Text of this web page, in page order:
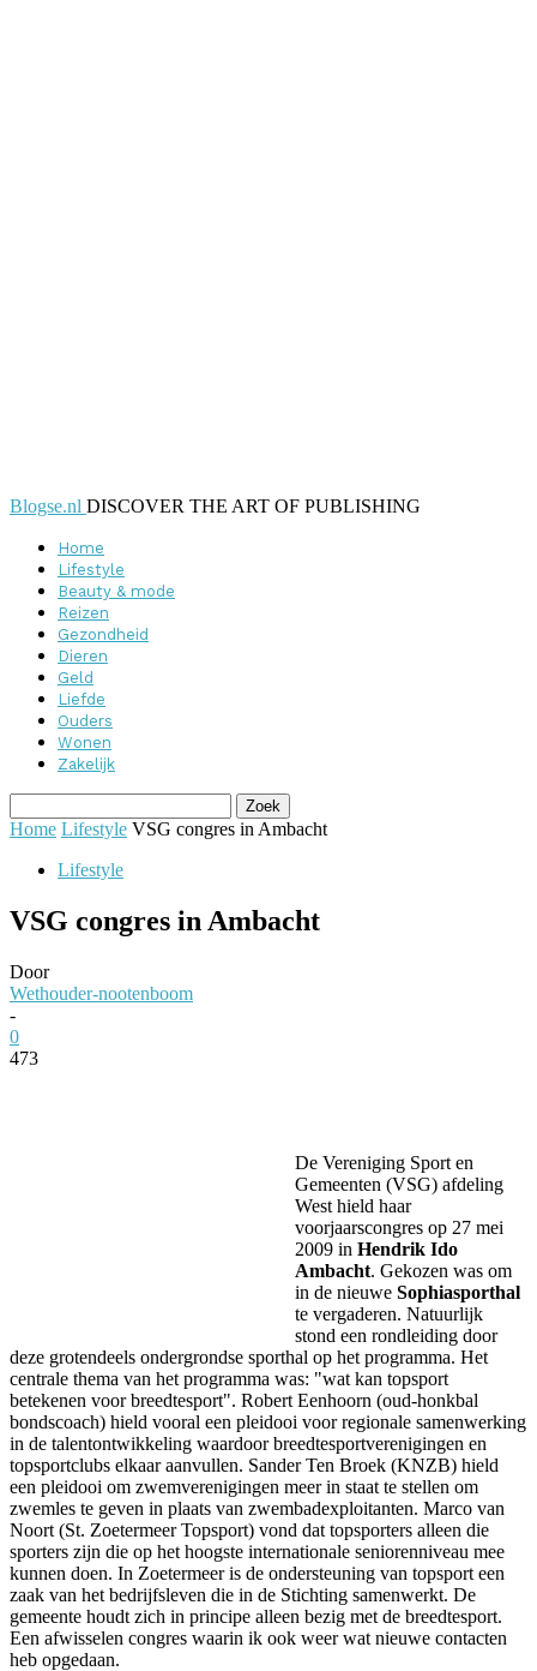
Blogse.nl DISCOVER THE ART OF PUBLISHING
Home
Lifestyle
Beauty & mode
Reizen
Gezondheid
Dieren
Geld
Liefde
Ouders
Wonen
Zakelijk
Home Lifestyle VSG congres in Ambacht
Lifestyle
VSG congres in Ambacht
Door
Wethouder-nootenboom
-
0
473
De Vereniging Sport en
Gemeenten (VSG) afdeling
West hield haar
voorjaarscongres op 27 mei
2009 in Hendrik Ido
Ambacht. Gekozen was om
in de nieuwe Sophiasporthal
te vergaderen. Natuurlijk
stond een rondleiding door
deze grotendeels ondergrondse sporthal op het programma. Het
centrale thema van het programma was: "wat kan topsport
betekenen voor breedtesport". Robert Eenhoorn (oud-honkbal
bondscoach) hield vooral een pleidooi voor regionale samenwerking
in de talentontwikkeling waardoor breedtesportverenigingen en
topsportclubs elkaar aanvullen. Sander Ten Broek (KNZB) hield
een pleidooi om zwemverenigingen meer in staat te stellen om
zwemles te geven in plaats van zwembadexploitanten. Marco van
Noort (St. Zoetermeer Topsport) vond dat topsporters alleen die
sporters zijn die op het hoogste internationale seniorenniveau mee
kunnen doen. In Zoetermeer is de ondersteuning van topsport een
zaak van het bedrijfsleven die in de Stichting samenwerkt. De
gemeente houdt zich in principe alleen bezig met de breedtesport.
Een afwisselen congres waarin ik ook weer wat nieuwe contacten
heb opgedaan.